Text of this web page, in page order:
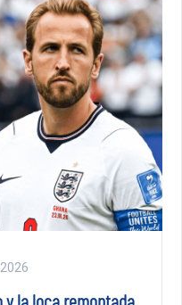
y la loca remontada